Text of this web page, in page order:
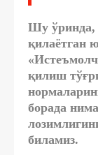
Шу ўринда,
қилаётган
қилиш
борада
биламиз.